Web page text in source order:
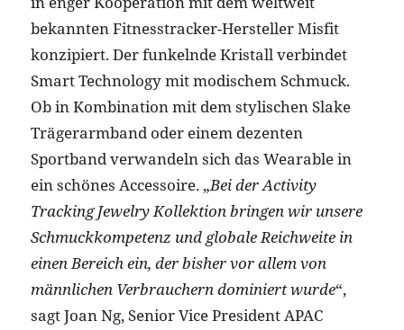
bekannten Fitnesstracker-Hersteller Misfit
konzipiert. Der funkelnde Kristall verbindet
Smart Technology mit modischem Schmuck.
Ob in Kombination mit dem stylischen Slake
Trägerarmband oder einem dezenten
Sportband verwandeln sich das Wearable in
ein schönes Accessoire. „Bei der Activity
Tracking Jewelry Kollektion bringen wir unsere
Schmuckkompetenz und globale Reichweite in
einen Bereich ein, der bisher vor allem von
männlichen Verbrauchern dominiert wurde“,
sagt Joan Ng, Senior Vice President APAC